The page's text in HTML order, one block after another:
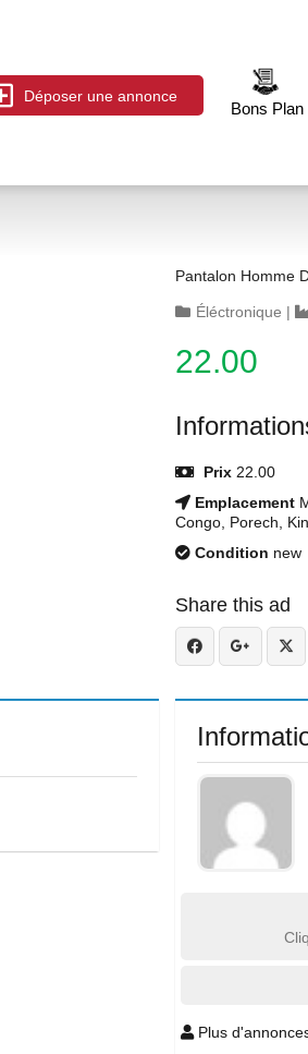
Déposer une annonce
Bons Plan
Pantalon Homme
Éléctronique |
22.00
Prix 22.00
Emplacement
Congo, Porech,
Condition new
Share this ad
Plus